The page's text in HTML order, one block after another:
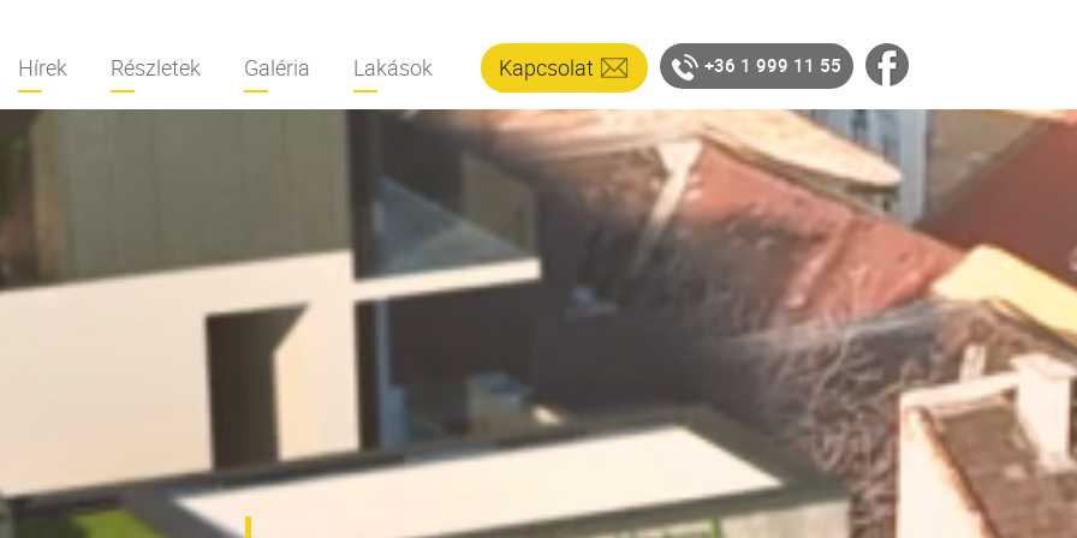
Hírek Részletek Galéria Lakások Kapcsolat +36 1 999 11 55